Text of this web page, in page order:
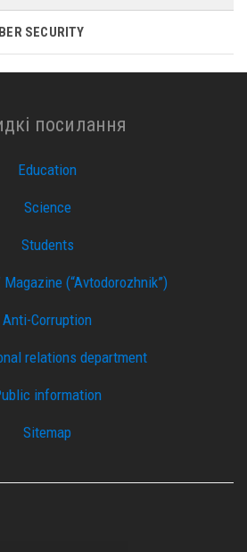
​​SECURITY
посилання
Education
Science
Students
Magazine (“Avtodorozhnik”)
Anti-Corruption
relations department
information
Sitemap